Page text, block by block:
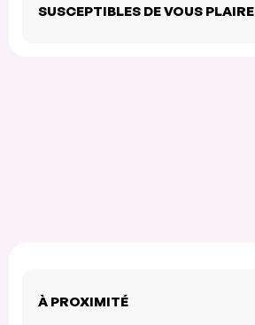
SUSCEPTIBLES DE VOUS PLAIRE
À PROXIMITÉ